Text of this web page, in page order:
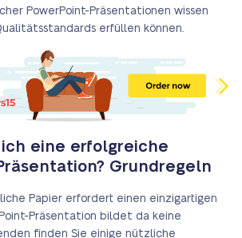
PowerPoint-Präsentationen wissen
erfüllen können.
eine erfolgreiche
Grundregeln
Papier erfordert einen einzigartigen
Präsentation bildet da keine
finden Sie einige nützliche